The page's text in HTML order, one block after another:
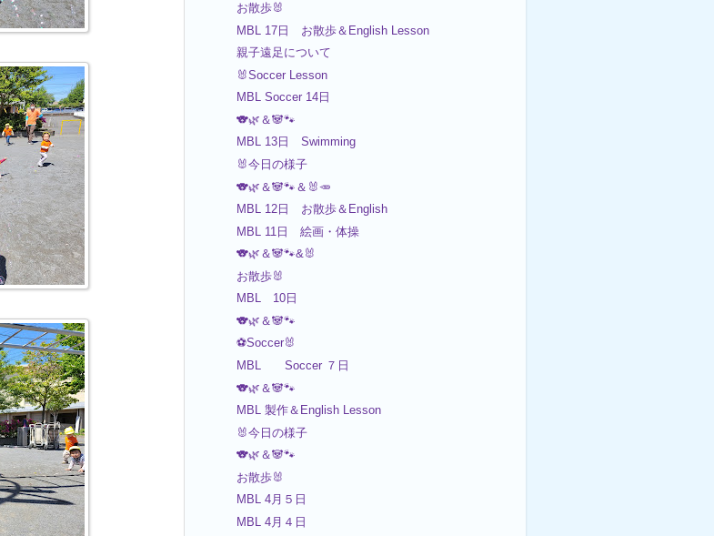
お散歩🐰
MBL 17日 お散歩＆English Lesson
親子遠足について
🐰Soccer Lesson
MBL Soccer 14日
🐨🌿＆🐼🐾
MBL 13日 Swimming
🐰今日の様子
🐨🌿＆🐼🐾＆🐰🥕
MBL 12日 お散歩＆English
MBL 11日 絵画・体操
🐨🌿＆🐼🐾&🐰
お散歩🐰
MBL 10日
🐨🌿＆🐼🐾
⚽️Soccer🐰
MBL Soccer ７日
🐨🌿＆🐼🐾
MBL 製作＆English Lesson
🐰今日の様子
🐨🌿＆🐼🐾
お散歩🐰
MBL 4月５日
MBL 4月４日